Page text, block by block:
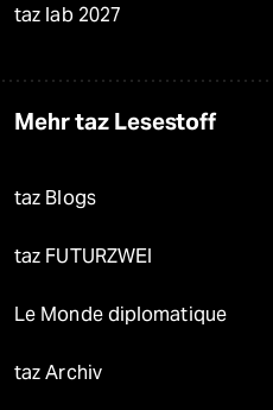
taz lab 2027
Mehr taz Lesestoff
taz Blogs
taz FUTURZWEI
Le Monde diplomatique
taz Archiv